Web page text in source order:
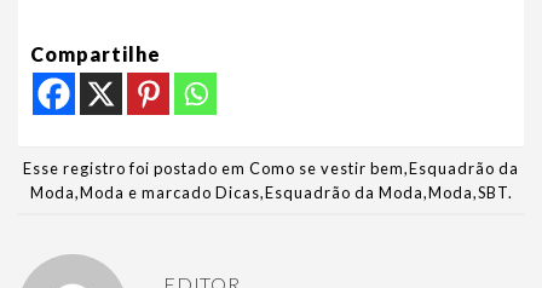
Compartilhe
Esse registro foi postado em Como se vestir bem,Esquadrão da
Moda,Moda e marcado Dicas,Esquadrão da Moda,Moda,SBT.